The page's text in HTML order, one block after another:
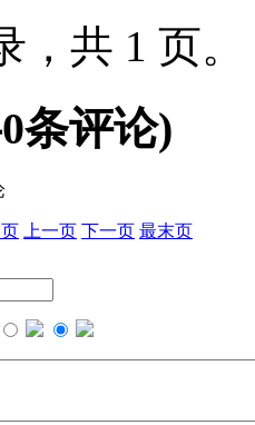
，共 1 页。
0条评论)
上一页 下一页 最末页